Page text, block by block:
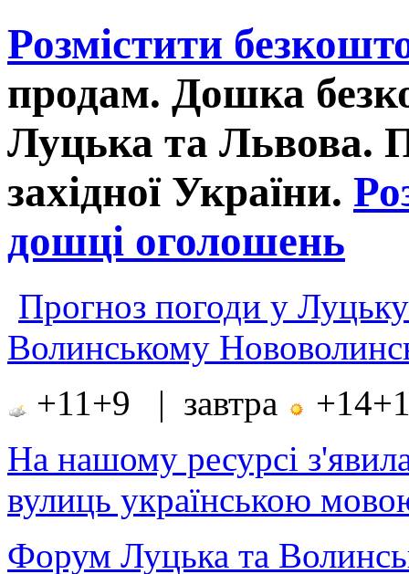
Розмістити
продам. Дошка
Луцька та Львова.
західної України.
дошці оголошень
Прогноз погоди у
Волинському
+11+9 | завтра
На нашому ресурсі
вулиць українською
Форум Луцька та